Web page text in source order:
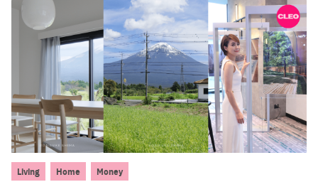
Living Home Money